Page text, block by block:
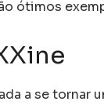
ótimos
a se tornar